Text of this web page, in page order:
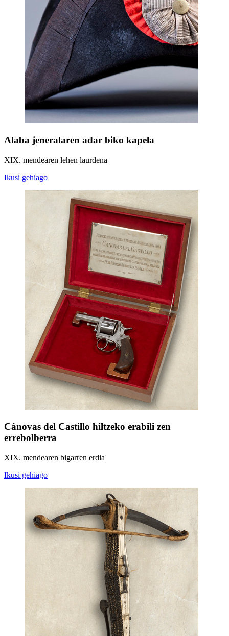
Alaba jeneralaren adar biko kapela
XIX. mendearen lehen laurdena
Ikusi gehiago
Cánovas del Castillo hiltzeko erabili zen
errebolberra
XIX. mendearen bigarren erdia
Ikusi gehiago